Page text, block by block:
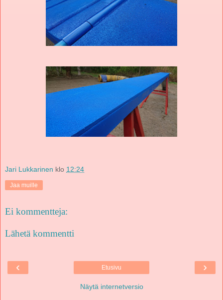
Jari Lukkarinen klo 12:24
Jaa muille
Ei kommentteja:
Lähetä kommentti
‹ ›
Etusivu
Näytä internetversio